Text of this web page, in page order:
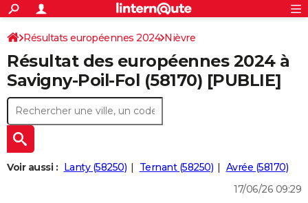
ACTUALITÉS
Politique
Société
Faits Divers
Education
Monde
Villes
+
SPORT
Coupe du monde 2026
Football
Tennis
Cyclisme
Rugby
Forum
CULTURE
Programme TV
TNT
Streaming
Cinéma
Sorties cinéma
Musique
+
FINANCE
Retraite
Impôts
Epargne
Immobilier
Risques naturels par ville
Banque
Assurance
Crédit
AUTO
Essais
Réserver un essai
Citadines
Berlines
SUV
Forum auto
+
HIGH-TECH
S'inscrire
Connexion
Résultats européennes 2024 Nièvre
Résultat des européennes 2024 à
Savigny-Poil-Fol (58170) [PUBLIE]
Voir aussi : Lanty (58250) Ternant (58250)
Avrée (58170)
17/06/26 09:29